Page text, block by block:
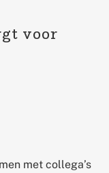
voor
met collega’s